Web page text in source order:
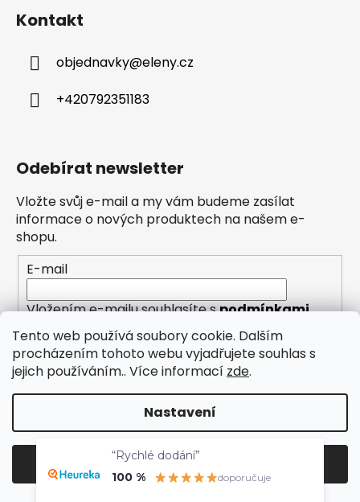
Tento web používá soubory cookie. Dalším
procházením tohoto webu vyjadřujete souhlas s
jejich používáním.. Více informací zde.
Nastavení
Odmítnout
Kontakt
objednavky@eleny.cz
+420792351183
Odebírat newsletter
Vložte svůj e-mail a my vám budeme zasílat
informace o nových produktech na našem e-
shopu.
E-mail
Vložením e-mailu souhlasíte spodmínkami
ochrany osobních údajů
PŘIHLÁSIT SE
Vytvořil Shoptet
Copyright 2026Eleny. Všechna práva vyhrazena.
Upravit nastavení cookies
100 %